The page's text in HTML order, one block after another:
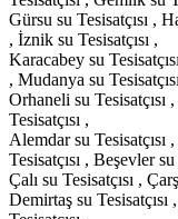
Gürsu su Tesisatçısı ,
, İznik su Tesisatçısı ,
Karacabey su
, Mudanya su
Orhaneli su Tesisatçısı
Tesisatçısı ,
Alemdar su Tesisatçısı
Tesisatçısı , Beşevler su
Çalı su Tesisatçısı ,
Demirtaş su Tesisatçısı